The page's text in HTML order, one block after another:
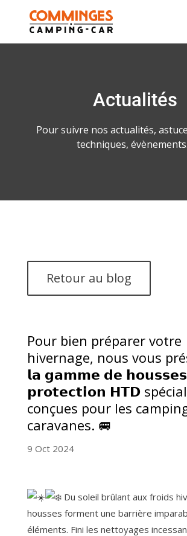
Actualités
Pour suivre nos actualités,
techniques,
Retour au blog
Pour bien préparer votre
hivernage, nous vous
𝗹𝗮 𝗴𝗮𝗺𝗺𝗲 𝗱𝗲
𝗽𝗿𝗼𝘁𝗲𝗰𝘁𝗶𝗼𝗻 𝗛𝗧𝗗
conçues pour les
caravanes. 🚐
9 Oct 2024
Du soleil brûlant aux froids
housses forment une barrière
éléments. Fini les nettoyages